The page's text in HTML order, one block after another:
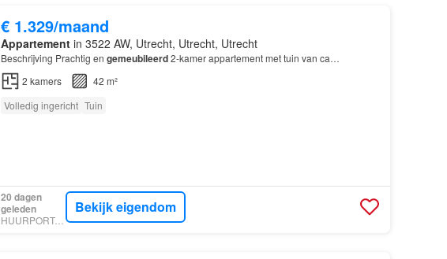
€ 1.329/maand
Appartementin 3522 AW, Utrecht, Utrecht, Utrecht
Beschrijving Prachtig en gemeubileerd2-kamer appartement met tuin van ca…
2 kamers
42 m²
Volledig ingericht Tuin
20 dagen
geleden
HUURPORTAAL
Bekijk eigendom